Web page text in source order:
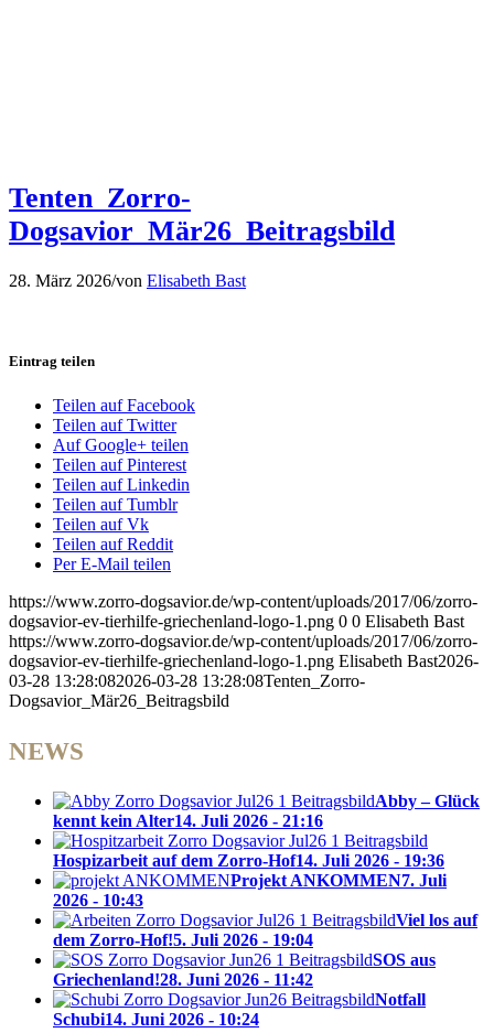
Tenten_Zorro-
Dogsavior_Mär26_Beitragsbild
28. März 2026/von Elisabeth Bast
Eintrag teilen
Teilen auf Facebook
Teilen auf Twitter
Auf Google+ teilen
Teilen auf Pinterest
Teilen auf Linkedin
Teilen auf Tumblr
Teilen auf Vk
Teilen auf Reddit
Per E-Mail teilen
https://www.zorro-dogsavior.de/wp-content/uploads/2017/06/zorro-
dogsavior-ev-tierhilfe-griechenland-logo-1.png 0 0 Elisabeth Bast
https://www.zorro-dogsavior.de/wp-content/uploads/2017/06/zorro-
dogsavior-ev-tierhilfe-griechenland-logo-1.png Elisabeth Bast2026-
03-28 13:28:082026-03-28 13:28:08Tenten_Zorro-
Dogsavior_Mär26_Beitragsbild
NEWS
Abby – Glück
kennt kein Alter14. Juli 2026 - 21:16
Hospizarbeit auf dem Zorro-Hof14. Juli 2026 - 19:36
Projekt ANKOMMEN7. Juli
2026 - 10:43
Viel los auf
dem Zorro-Hof!5. Juli 2026 - 19:04
SOS aus
Griechenland!28. Juni 2026 - 11:42
Notfall
Schubi14. Juni 2026 - 10:24